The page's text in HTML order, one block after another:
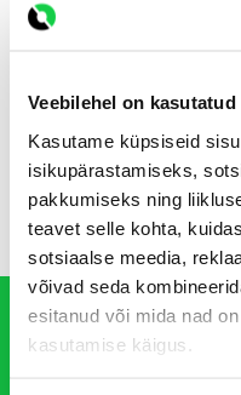
Veebilehel on
Kasutame küpsiseid
isikupärastamiseks,
pakkumiseks ning
teavet selle kohta,
sotsiaalse meedia,
võivad seda
esitanud või mida nad
kasutamise käigus.
Roadly PRO